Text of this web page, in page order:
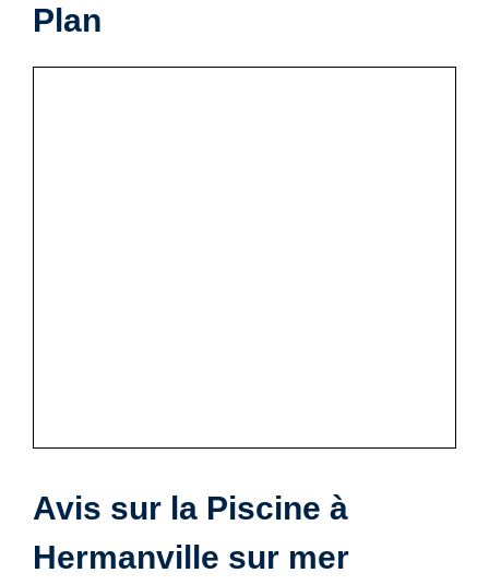
Plan
Avis sur la Piscine à
Hermanville sur mer